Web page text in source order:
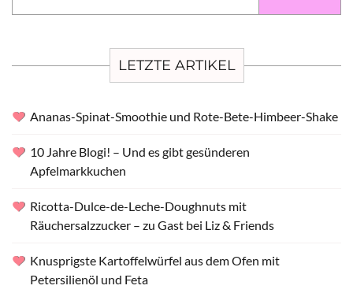
LETZTE ARTIKEL
Ananas-Spinat-Smoothie und Rote-Bete-Himbeer-Shake
10 Jahre Blogi! – Und es gibt gesünderen
Apfelmarkkuchen
Ricotta-Dulce-de-Leche-Doughnuts mit
Räuchersalzzucker – zu Gast bei Liz & Friends
Knusprigste Kartoffelwürfel aus dem Ofen mit
Petersilienöl und Feta